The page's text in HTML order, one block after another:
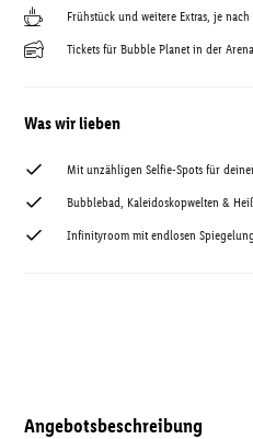
Frühstück und weitere Extras, je
Tickets für Bubble Planet in der
Was wir lieben
Mit unzähligen Selfie-Spots für
Bubblebad, Kaleidoskopwelten &
Infinityroom mit endlosen
Angebotsbeschreibung